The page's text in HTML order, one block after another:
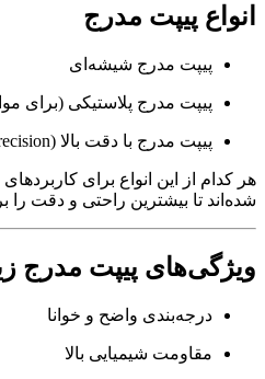
انواع پیپت مدرج
پیپت مدرج شیشه‌ای
پیپت مدرج پلاستیکی
پیپت مدرج با دقت بالا (High Precision)
هر کدام از این انواع برای
شده‌اند تا بیشترین راحتی و دقت را
ویژگی‌های پیپت مدرج
درجه‌بندی واضح و خوانا
مقاومت شیمیایی بالا